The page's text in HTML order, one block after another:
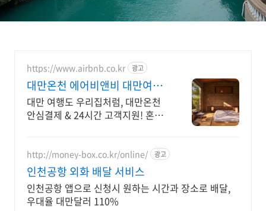
https://www.airbnb.co.kr 광고
대만온천 에어비앤비 대만여행
도 우리집처럼
대만 여행도 우리집처럼, 대만온천
안심결제 & 24시간 고객지원! 혼자
요.
http://money-box.co.kr/online/ 광고
인천공항 외화 배달 서비스
인천공항 앱으로 신청시 원하는 시간과 장소로 배달,
우대율 대만달러 110%